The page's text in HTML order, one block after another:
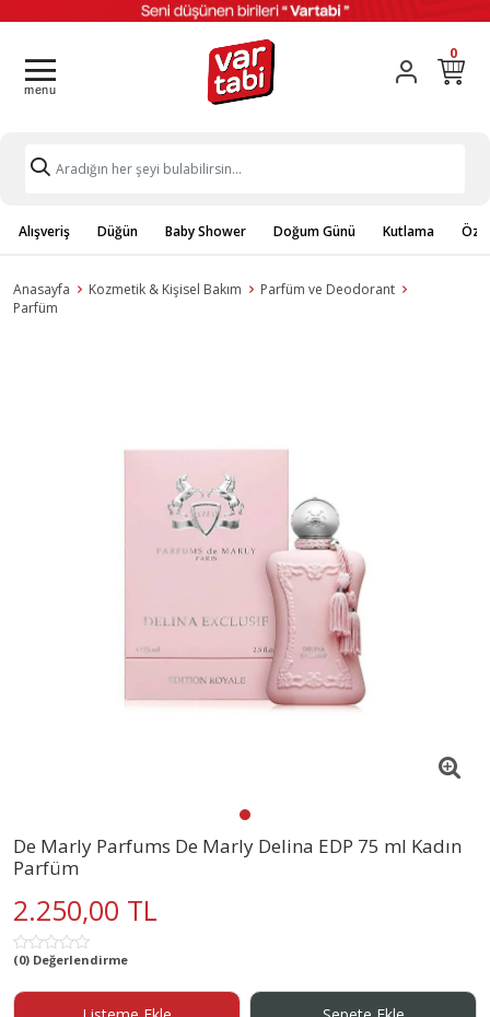
0
Alışveriş Düğün Baby Shower Doğum Günü Kutlama
Anasayfa Kozmetik & Kişisel Bakım
Parfüm ve Deodorant
Parfüm
De Marly Parfums De Marly Delina EDP 75 ml Kadın
Parfüm
2.250,00 TL
(0) Değerlendirme